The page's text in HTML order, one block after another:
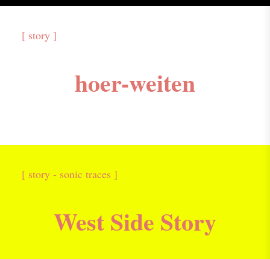
[ story ]
hoer-weiten
[ story - sonic traces ]
West Side Story